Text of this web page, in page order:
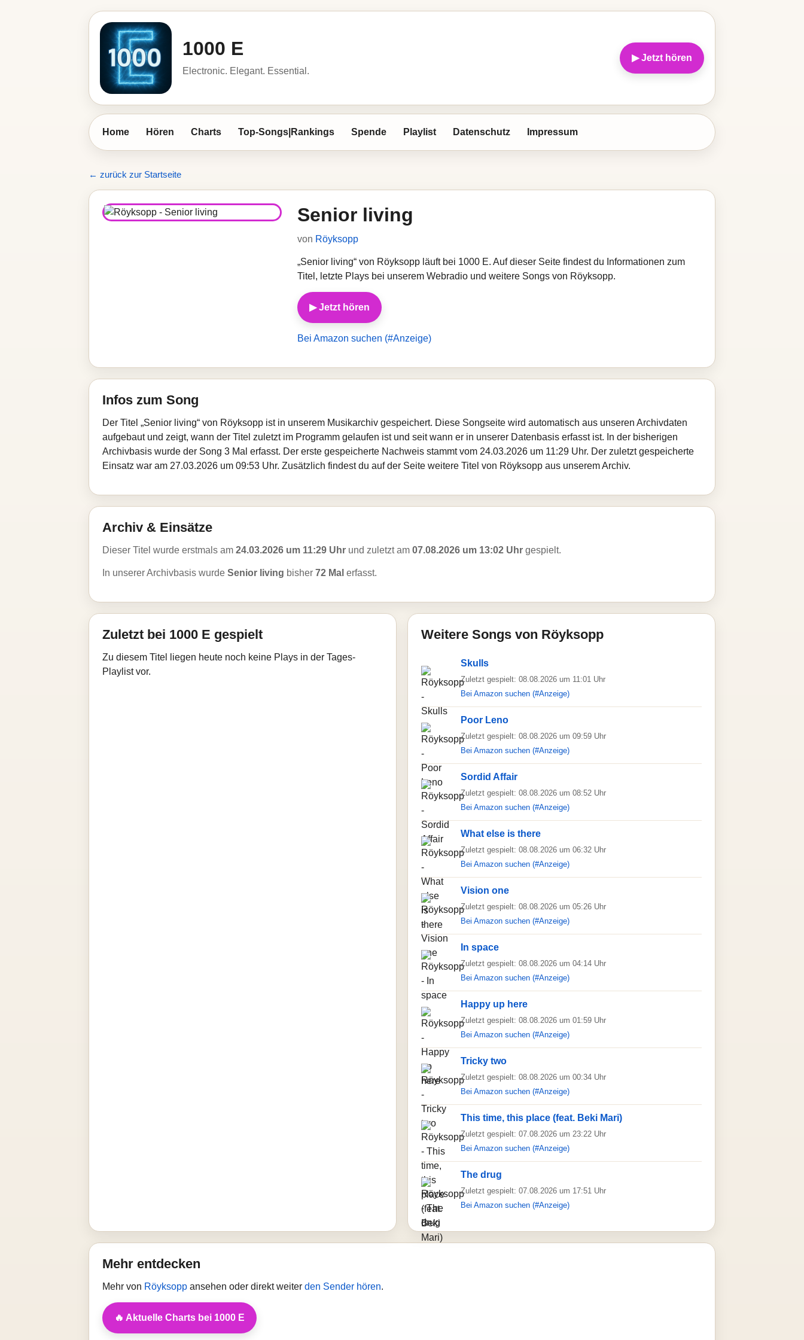
1000 E
Electronic. Elegant. Essential.
▶ Jetzt hören
Home Hören Charts Top-Songs|Rankings Spende Playlist Datenschutz Impressum
← zurück zur Startseite
Senior living
von Röyksopp
„Senior living“ von Röyksopp läuft bei 1000 E. Auf dieser Seite findest du Informationen zum
Titel, letzte Plays bei unserem Webradio und weitere Songs von Röyksopp.
▶ Jetzt hören
Bei Amazon suchen (#Anzeige)
Infos zum Song
Der Titel „Senior living“ von Röyksopp ist in unserem Musikarchiv gespeichert. Diese Songseite wird automatisch aus unseren Archivdaten
aufgebaut und zeigt, wann der Titel zuletzt im Programm gelaufen ist und seit wann er in unserer Datenbasis erfasst ist. In der bisherigen
Archivbasis wurde der Song 3 Mal erfasst. Der erste gespeicherte Nachweis stammt vom 24.03.2026 um 11:29 Uhr. Der zuletzt gespeicherte
Einsatz war am 27.03.2026 um 09:53 Uhr. Zusätzlich findest du auf der Seite weitere Titel von Röyksopp aus unserem Archiv.
Archiv & Einsätze
Dieser Titel wurde erstmals am 24.03.2026 um 11:29 Uhr und zuletzt am 07.08.2026 um 13:02 Uhr gespielt.
In unserer Archivbasis wurde Senior living bisher 72 Mal erfasst.
Zuletzt bei 1000 E gespielt
Zu diesem Titel liegen heute noch keine Plays in der Tages-
Playlist vor.
Weitere Songs von Röyksopp
Skulls
Zuletzt gespielt: 08.08.2026 um 11:01 Uhr
Bei Amazon suchen (#Anzeige)
Poor Leno
Zuletzt gespielt: 08.08.2026 um 09:59 Uhr
Bei Amazon suchen (#Anzeige)
Sordid Affair
Zuletzt gespielt: 08.08.2026 um 08:52 Uhr
Bei Amazon suchen (#Anzeige)
What else is there
Zuletzt gespielt: 08.08.2026 um 06:32 Uhr
Bei Amazon suchen (#Anzeige)
Vision one
Zuletzt gespielt: 08.08.2026 um 05:26 Uhr
Bei Amazon suchen (#Anzeige)
In space
Zuletzt gespielt: 08.08.2026 um 04:14 Uhr
Bei Amazon suchen (#Anzeige)
Happy up here
Zuletzt gespielt: 08.08.2026 um 01:59 Uhr
Bei Amazon suchen (#Anzeige)
Tricky two
Zuletzt gespielt: 08.08.2026 um 00:34 Uhr
Bei Amazon suchen (#Anzeige)
This time, this place (feat. Beki Mari)
Zuletzt gespielt: 07.08.2026 um 23:22 Uhr
Bei Amazon suchen (#Anzeige)
The drug
Zuletzt gespielt: 07.08.2026 um 17:51 Uhr
Bei Amazon suchen (#Anzeige)
Mehr entdecken
Mehr von Röyksopp ansehen oder direkt weiter den Sender hören.
🔥 Aktuelle Charts bei 1000 E